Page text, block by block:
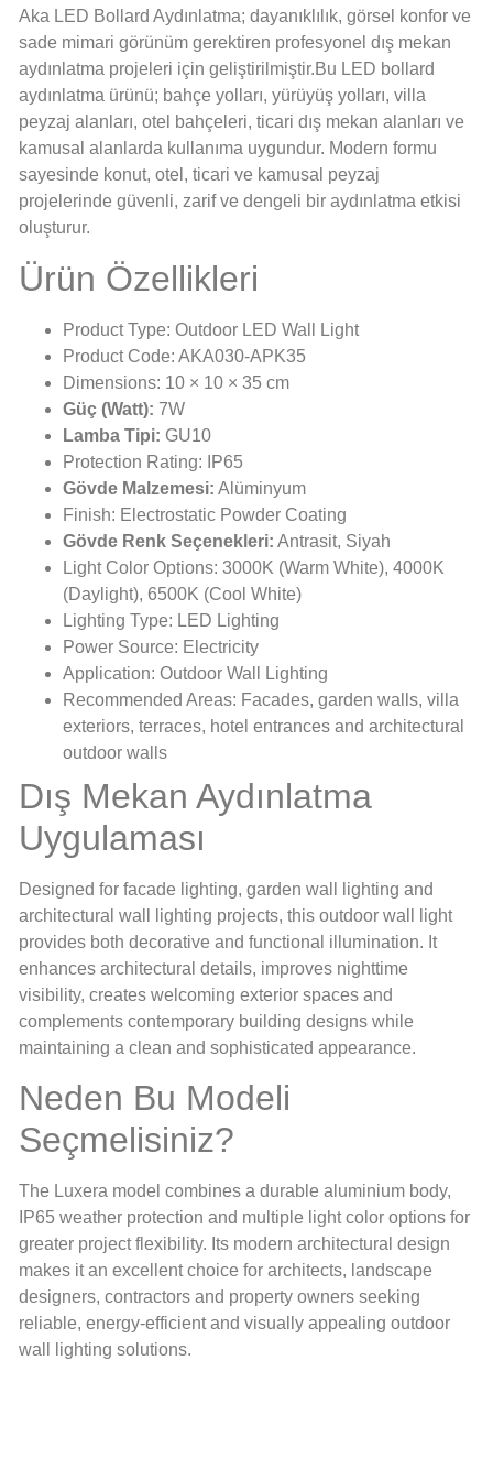
Aka LED Bollard Aydınlatma; dayanıklılık, görsel konfor ve
sade mimari görünüm gerektiren profesyonel dış mekan
aydınlatma projeleri için geliştirilmiştir.Bu LED bollard
aydınlatma ürünü; bahçe yolları, yürüyüş yolları, villa
peyzaj alanları, otel bahçeleri, ticari dış mekan alanları ve
kamusal alanlarda kullanıma uygundur. Modern formu
sayesinde konut, otel, ticari ve kamusal peyzaj
projelerinde güvenli, zarif ve dengeli bir aydınlatma etkisi
oluşturur.
Ürün Özellikleri
Product Type: Outdoor LED Wall Light
Product Code: AKA030-APK35
Dimensions: 10 × 10 × 35 cm
Güç (Watt): 7W
Lamba Tipi: GU10
Protection Rating: IP65
Gövde Malzemesi: Alüminyum
Finish: Electrostatic Powder Coating
Gövde Renk Seçenekleri: Antrasit, Siyah
Light Color Options: 3000K (Warm White), 4000K
(Daylight), 6500K (Cool White)
Lighting Type: LED Lighting
Power Source: Electricity
Application: Outdoor Wall Lighting
Recommended Areas: Facades, garden walls, villa
exteriors, terraces, hotel entrances and architectural
outdoor walls
Dış Mekan Aydınlatma
Uygulaması
Designed for facade lighting, garden wall lighting and
architectural wall lighting projects, this outdoor wall light
provides both decorative and functional illumination. It
enhances architectural details, improves nighttime
visibility, creates welcoming exterior spaces and
complements contemporary building designs while
maintaining a clean and sophisticated appearance.
Neden Bu Modeli
Seçmelisiniz?
The Luxera model combines a durable aluminium body,
IP65 weather protection and multiple light color options for
greater project flexibility. Its modern architectural design
makes it an excellent choice for architects, landscape
designers, contractors and property owners seeking
reliable, energy-efficient and visually appealing outdoor
wall lighting solutions.